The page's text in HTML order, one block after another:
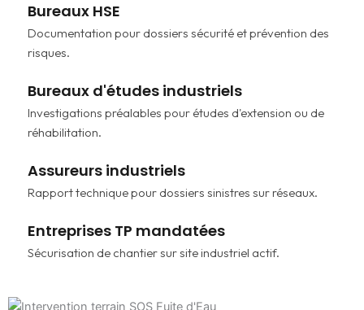
Bureaux HSE
Documentation pour dossiers sécurité et prévention des
risques.
Bureaux d'études industriels
Investigations préalables pour études d'extension ou de
réhabilitation.
Assureurs industriels
Rapport technique pour dossiers sinistres sur réseaux.
Entreprises TP mandatées
Sécurisation de chantier sur site industriel actif.